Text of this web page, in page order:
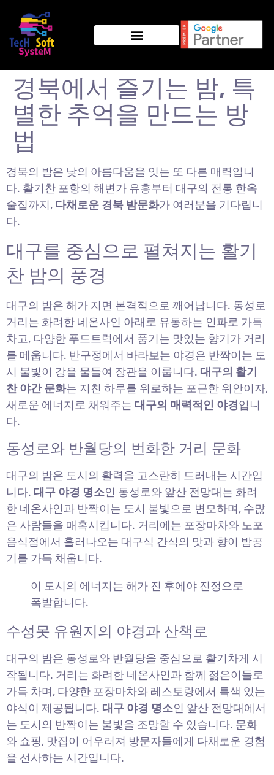
경북에서 즐기는 밤, 특
별한 추억을 만드는 방
법
경북의 밤은 낮의 아름다움을 잇는 또 다른 매력입니
다. 활기찬 포항의 해변가 유흥부터 대구의 전통 한옥
술집까지, 다채로운 경북 밤문화가 여러분을 기다립니
다.
대구를 중심으로 펼쳐지는 활기
찬 밤의 풍경
대구의 밤은 해가 지면 본격적으로 깨어납니다. 동성로
거리는 화려한 네온사인 아래로 유동하는 인파로 가득
차고, 다양한 푸드트럭에서 풍기는 맛있는 향기가 거리
를 메웁니다. 반구정에서 바라보는 야경은 반짝이는 도
시 불빛이 강을 물들여 장관을 이룹니다. 대구의 활기
찬 야간 문화는 지친 하루를 위로하는 포근한 위안이자,
새로운 에너지로 채워주는 대구의 매력적인 야경입니
다.
동성로와 반월당의 번화한 거리 문화
대구의 밤은 도시의 활력을 고스란히 드러내는 시간입
니다. 대구 야경 명소인 동성로와 앞산 전망대는 화려
한 네온사인과 반짝이는 도시 불빛으로 변모하며, 수많
은 사람들을 매혹시킵니다. 거리에는 포장마차와 노포
음식점에서 흘러나오는 대구식 간식의 맛과 향이 밤공
기를 가득 채웁니다.
이 도시의 에너지는 해가 진 후에야 진정으로
폭발합니다.
수성못 유원지의 야경과 산책로
대구의 밤은 동성로와 반월당을 중심으로 활기차게 시
작됩니다. 거리는 화려한 네온사인과 함께 젊은이들로
가득 차며, 다양한 포장마차와 레스토랑에서 특색 있는
야식이 제공됩니다. 대구 야경 명소인 앞산 전망대에서
는 도시의 반짝이는 불빛을 조망할 수 있습니다. 문화
와 쇼핑, 맛집이 어우러져 방문자들에게 다채로운 경험
을 선사하는 시간입니다.